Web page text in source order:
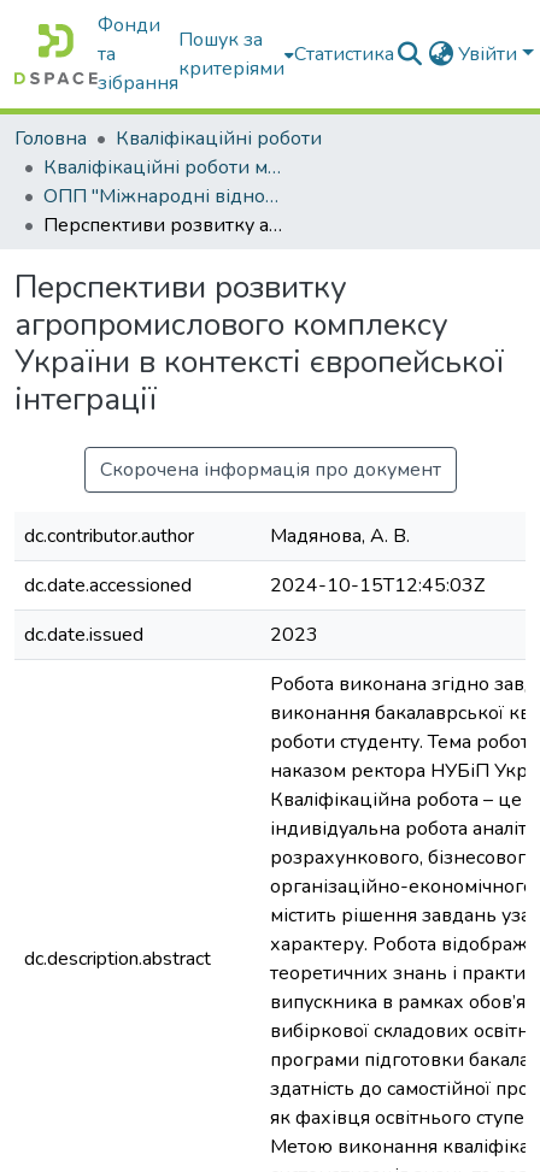
Фонди
та
зібрання
Пошук за
критеріями
Статистика Увійти
Головна
Кваліфікаційні роботи
Кваліфікаційні роботи магістрів
ОПП "Міжнародні відносини, суспільні комунікації та регіональні студії"
Перспективи розвитку агропромислового комплексу України в контексті європейської інтеграції
Перспективи розвитку
агропромислового комплексу
України в контексті європейської
інтеграції
Скорочена інформація про документ
dc.contributor.author
Мадянова, А. В.
dc.date.accessioned
2024-10-15T12:45:03Z
dc.date.issued
2023
dc.description.abstract
Робота виконана згідно
виконання бакалаврської
роботи студенту. Тема
наказом ректора НУБіП
Кваліфікаційна робота – це
індивідуальна робота
розрахункового,
організаційно-
містить рішення завдань
характеру. Робота
теоретичних знань і
випускника в рамках
вибіркової складових
програми підготовки
здатність до самостійної
як фахівця освітнього
Метою виконання